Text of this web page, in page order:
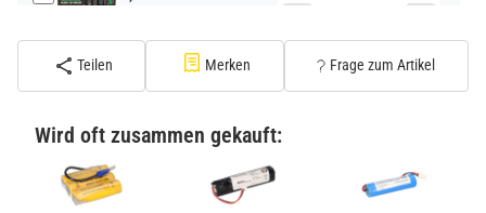
(Standard)
Lithium
inkl. 19% USt. zzgl.Versand
(Gefahrgut UN3090 Versand
+
Teilen Merken Frage zum Artikel
Wird oft zusammen gekauft: